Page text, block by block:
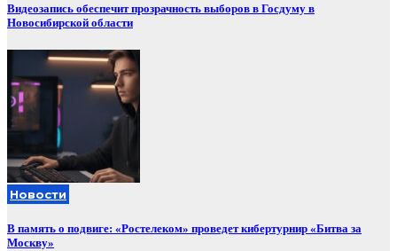
Видеозапись обеспечит прозрачность выборов в Госдуму в
Новосибирской области
Новости
В память о подвиге: «Ростелеком» проведет кибертурнир «Битва за
Москву»